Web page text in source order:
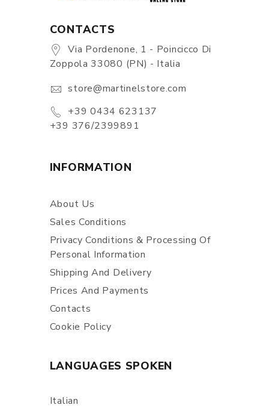
CONTACTS
Via Pordenone, 1 - Poincicco Di
Zoppola 33080 (PN) - Italia
store@martinelstore.com
+39 0434 623137
+39 376/2399891
INFORMATION
About Us
Sales Conditions
Privacy Conditions & Processing Of
Personal Information
Shipping And Delivery
Prices And Payments
Contacts
Cookie Policy
LANGUAGES SPOKEN
Italian